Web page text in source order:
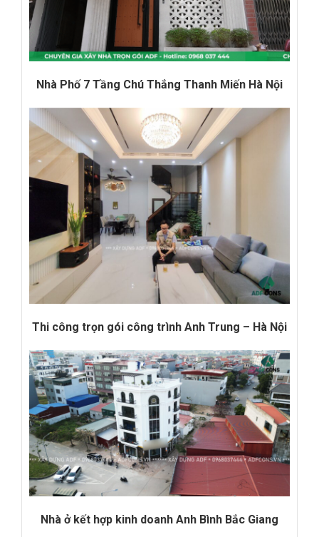
Nhà Phố 7 Tầng Chú Thắng Thanh Miến Hà Nội
Thi công trọn gói công trình Anh Trung – Hà Nội
Nhà ở kết hợp kinh doanh Anh Bình Bắc Giang